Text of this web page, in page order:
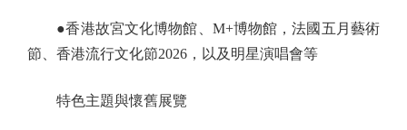
●香港故宮文化博物館、M+博物館，法國五月藝術
節、香港流行文化節2026，以及明星演唱會等
特色主題與懷舊展覽